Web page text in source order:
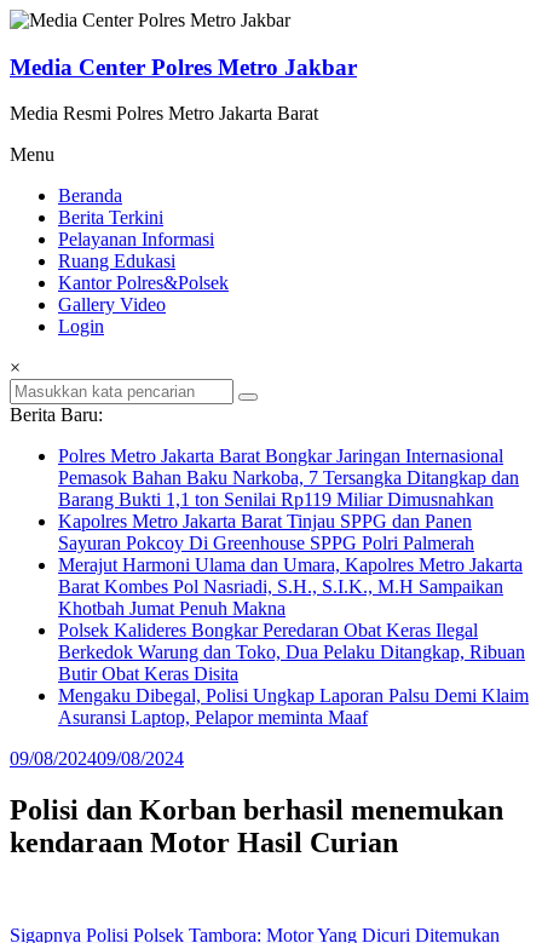
Lompat
konten
Media Center Polres Metro Jakbar
Media Resmi Polres Metro Jakarta Barat
Menu
Beranda
Berita Terkini
Pelayanan Informasi
Ruang Edukasi
Kantor Polres&Polsek
Gallery Video
Login
×
Berita Baru:
Polres Metro Jakarta Barat Bongkar Jaringan Internasional
Pemasok Bahan Baku Narkoba, 7 Tersangka Ditangkap dan
Barang Bukti 1,1 ton Senilai Rp119 Miliar Dimusnahkan
Kapolres Metro Jakarta Barat Tinjau SPPG dan Panen
Sayuran Pokcoy Di Greenhouse SPPG Polri Palmerah
Merajut Harmoni Ulama dan Umara, Kapolres Metro Jakarta
Barat Kombes Pol Nasriadi, S.H., S.I.K., M.H Sampaikan
Khotbah Jumat Penuh Makna
Polsek Kalideres Bongkar Peredaran Obat Keras Ilegal
Berkedok Warung dan Toko, Dua Pelaku Ditangkap, Ribuan
Butir Obat Keras Disita
Mengaku Dibegal, Polisi Ungkap Laporan Palsu Demi Klaim
Asuransi Laptop, Pelapor meminta Maaf
09/08/202409/08/2024
Polisi dan Korban berhasil menemukan
kendaraan Motor Hasil Curian
Navigasi
Sigapnya Polisi Polsek Tambora: Motor Yang Dicuri Ditemukan